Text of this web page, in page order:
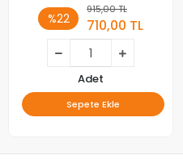
%22
915,00 TL
710,00 TL
Adet
Sepete Ekle